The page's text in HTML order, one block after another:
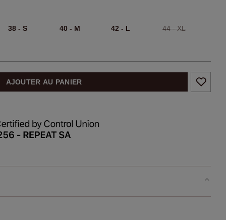
38 - S 40 - M 42 - L 44 - XL
AJOUTER AU PANIER